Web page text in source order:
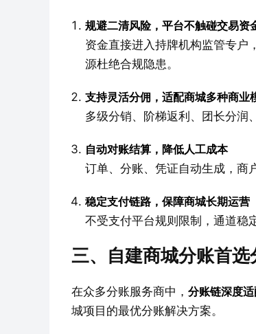
规避二清风险，平台不触碰交易资
资金直接进入持牌机构监管专户
源杜绝合规隐患。
支持灵活分佣，适配商城多种商业
多级分销、阶梯返利、团长分润
自动对账结算，降低人工成本
订单、分账、凭证自动生成，商
稳定支付链路，保障商城长期运营
不受支付平台规则限制，通道稳
三、自建商城分账首
在众多分账服务商中， 分账链深度
城项目的最优分账解决方案。